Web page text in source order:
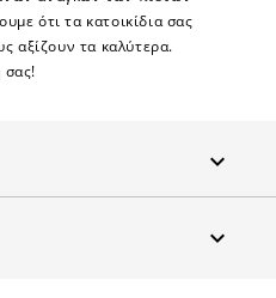
ότι τα κατοικίδια σας
αξίζουν τα καλύτερα.
σας!

